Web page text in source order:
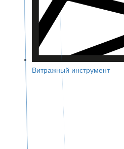
Витражный инструмент